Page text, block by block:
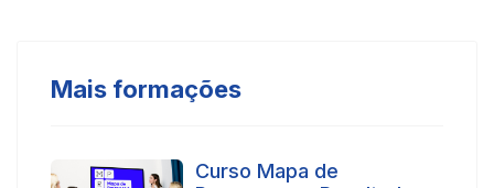
Mais formações
Curso Mapa de